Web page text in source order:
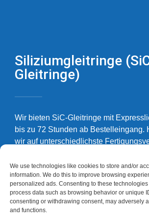
We use technologies like cookies to store and/or
information. We do this to improve browsing
personalized ads. Consenting to these
process data such as browsing behavior or unique
consenting or withdrawing consent, may adversely
and functions.
Siliziumgleitringe
Gleitringe)
Wir bieten SiC-Gleitringe mit
bis zu 72 Stunden ab Bestelleingang.
wir auf unterschiedlichste
hergestellt werden, was zu einer
und Ausrichtung des Kristallgitters
können Silziumgegenringe und -
reaktionsgebundenes Silizium
Muss Ihr Siliziumgleitring hohen